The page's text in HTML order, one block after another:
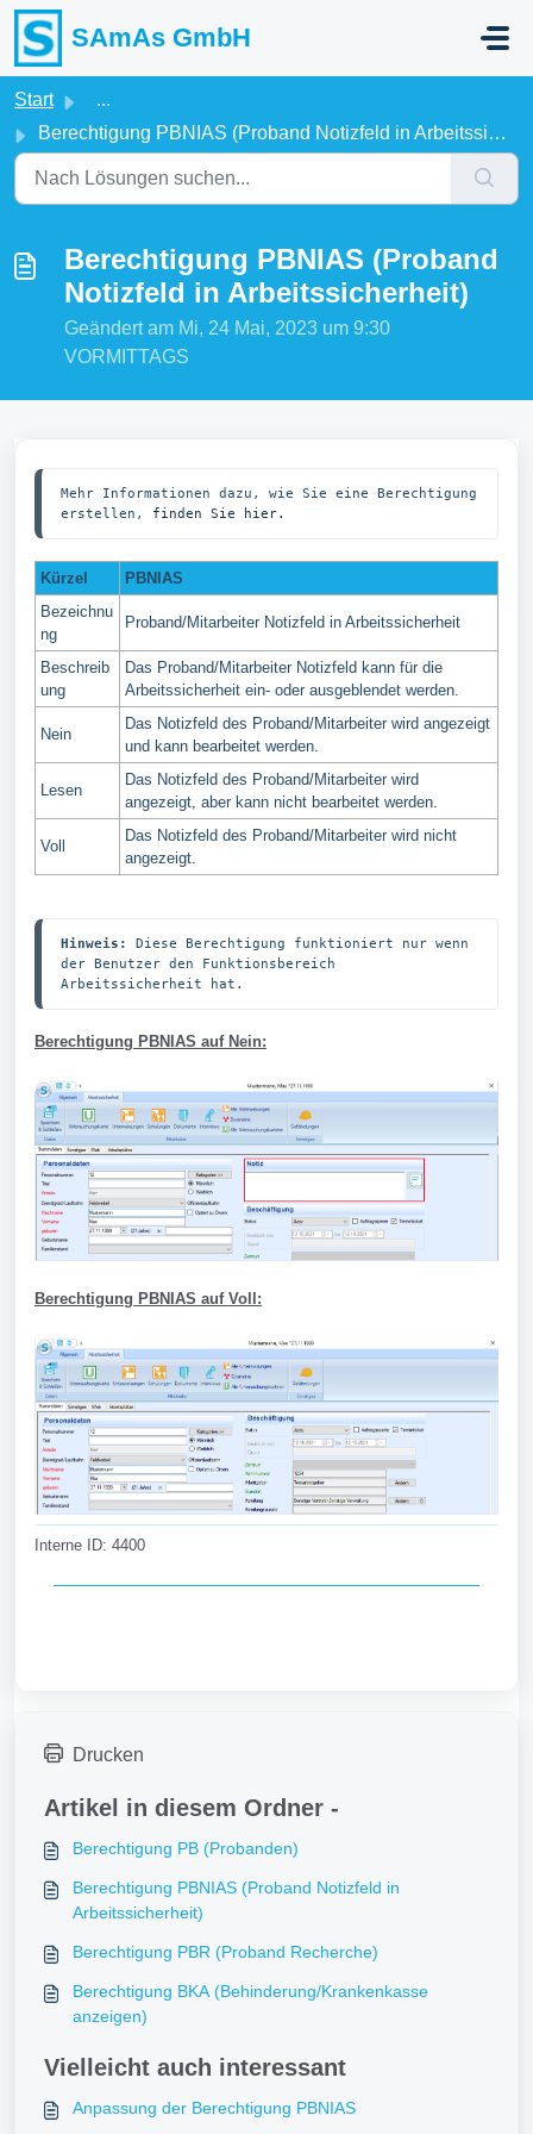
Zum hauptsächlichen Inhalt gehen
SAmAs GmbH
Start
...
Berechtigung PBNIAS (Proband Notizfeld in Arbeitssicherheit)
Berechtigung PBNIAS (Proband
Notizfeld in Arbeitssicherheit)
Geändert am Mi, 24 Mai, 2023 um 9:30
VORMITTAGS
Mehr Informationen dazu, wie Sie eine Berechtigung
erstellen, finden Sie hier.
Kürzel
PBNIAS
Bezeichnu
ng
Proband/Mitarbeiter Notizfeld in Arbeitssicherheit
Beschreib
ung
Das Proband/Mitarbeiter Notizfeld kann für die
Arbeitssicherheit ein- oder ausgeblendet werden.
Nein
Das Notizfeld des Proband/Mitarbeiter wird angezeigt
und kann bearbeitet werden.
Lesen
Das Notizfeld des Proband/Mitarbeiter wird
angezeigt, aber kann nicht bearbeitet werden.
Voll
Das Notizfeld des Proband/Mitarbeiter wird nicht
angezeigt.
Hinweis:
Diese Berechtigung funktioniert nur wenn
der Benutzer den Funktionsbereich
Arbeitssicherheit hat.
Berechtigung PBNIAS auf Nein:
Berechtigung PBNIAS auf Voll:
Interne ID: 4400
Drucken
Artikel in diesem Ordner -
Berechtigung PB (Probanden)
Berechtigung PBNIAS (Proband Notizfeld in
Arbeitssicherheit)
Berechtigung PBR (Proband Recherche)
Berechtigung BKA (Behinderung/Krankenkasse
anzeigen)
Vielleicht auch interessant
Anpassung der Berechtigung PBNIAS